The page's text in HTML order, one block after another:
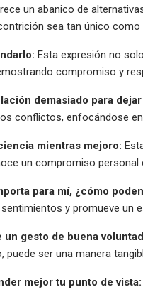
un abanico de
sea tan único como
Esta expresión no
compromiso y
demasiado para
conflictos, enfocándose
mientras mejoro:
un compromiso personal
para mí, ¿cómo
y promueve un
un gesto de buena
puede ser una manera
mejor tu punto de vista: